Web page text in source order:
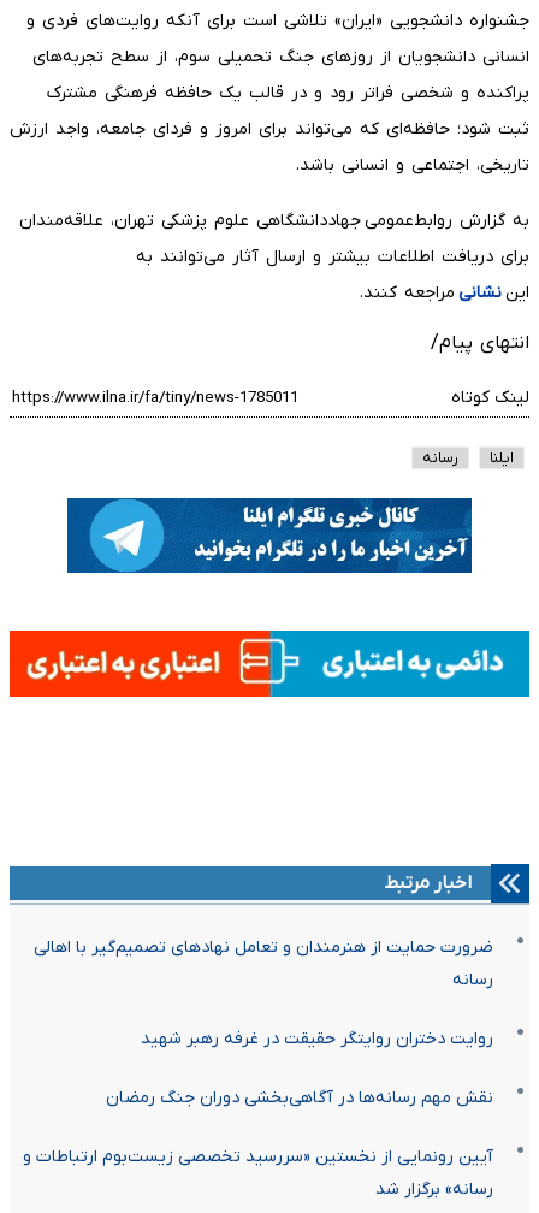
جشنواره دانشجویی «ایران» تلاشی است برای آنکه روایت‌های فردی و
انسانی دانشجویان از روزهای جنگ تحمیلی سوم، از سطح تجربه‌های
پراکنده و شخصی فراتر رود و در قالب یک حافظه فرهنگی مشترک
ثبت شود؛ حافظه‌ای که می‌تواند برای امروز و فردای جامعه، واجد ارزش
تاریخی، اجتماعی و انسانی باشد.
به گزارش روابط‌عمومی جهاددانشگاهی علوم پزشکی تهران، علاقه‌مندان
برای دریافت اطلاعات بیشتر و ارسال آثار می‌توانند به
ایننشانی مراجعه کنند.
انتهای پیام/
لینک کوتاه
ایلنا رسانه
اخبار مرتبط
ضرورت حمایت از هنرمندان و تعامل نهادهای تصمیم‌گیر با اهالی
رسانه
روایت دختران روایتگر حقیقت در غرفه رهبر شهید
نقش مهم رسانه‌ها در آگاهی‌بخشی دوران جنگ رمضان
آیین رونمایی از نخستین «سررسید تخصصی زیست‌بوم ارتباطات و
رسانه» برگزار شد